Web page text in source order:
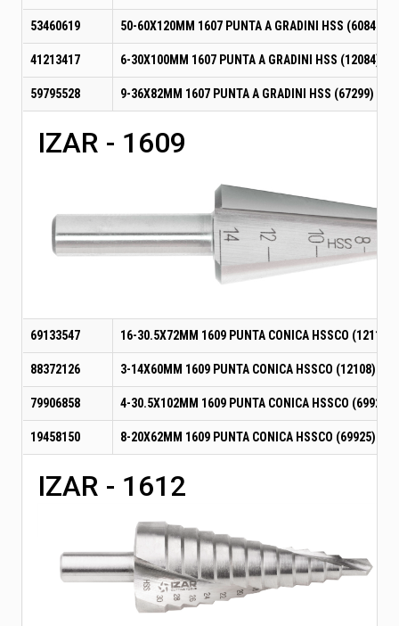
53460619 50-60X120MM 1607 PUNTA A GRADINI HSS (60840)
41213417 6-30X100MM 1607 PUNTA A GRADINI HSS (12084)
59795528 9-36X82MM 1607 PUNTA A GRADINI HSS (67299)
IZAR - 1609
69133547 16-30.5X72MM 1609 PUNTA CONICA HSSCO (12111)
88372126 3-14X60MM 1609 PUNTA CONICA HSSCO (12108)
79906858 4-30.5X102MM 1609 PUNTA CONICA HSSCO (69926)
19458150 8-20X62MM 1609 PUNTA CONICA HSSCO (69925)
IZAR - 1612